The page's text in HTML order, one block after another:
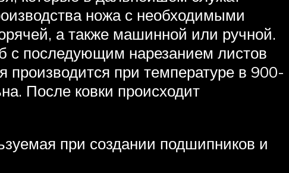
ножа с необходимыми
а также машинной или ручной.
с последующим нарезанием листов
при температуре в 900-
После ковки происходит
при создании подшипников и